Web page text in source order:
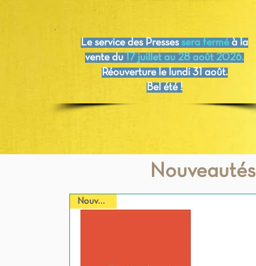
Le service des Presses sera fermé à la
vente du
17 juillet au 28 août 2026.
Réouverture le lundi 31 août.
Bel été !
Nouveautés
Nouveauté